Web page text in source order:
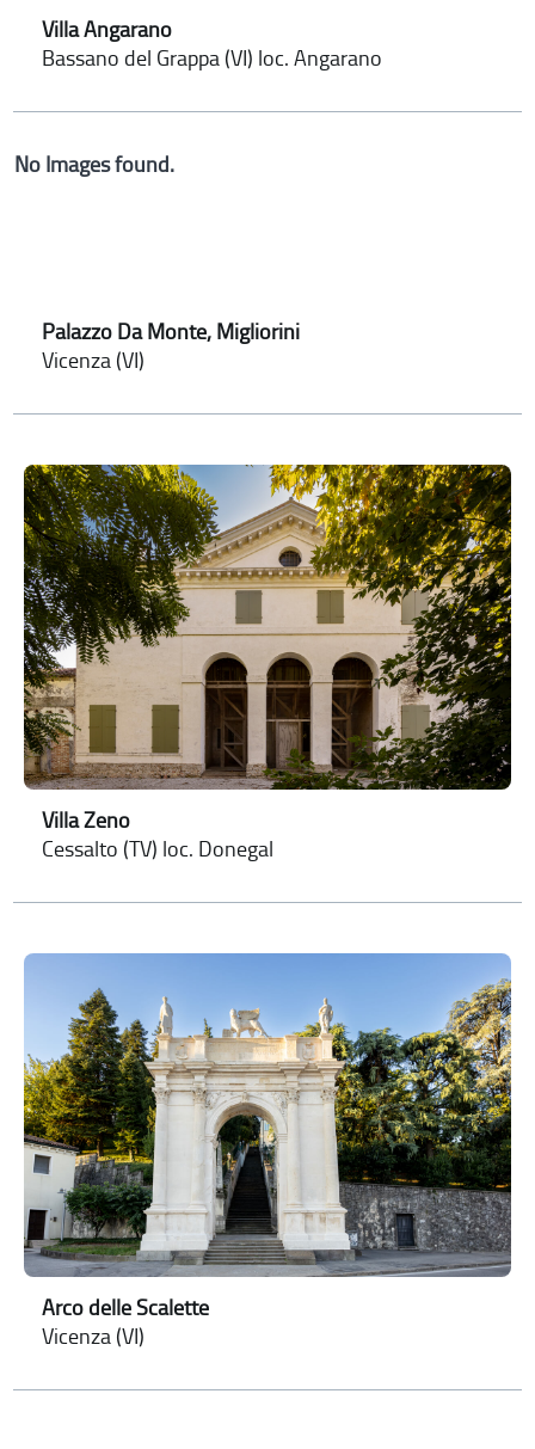
Villa Angarano
Bassano del Grappa (VI) loc. Angarano
No Images found.
Palazzo Da Monte, Migliorini
Vicenza (VI)
Villa Zeno
Cessalto (TV) loc. Donegal
Arco delle Scalette
Vicenza (VI)